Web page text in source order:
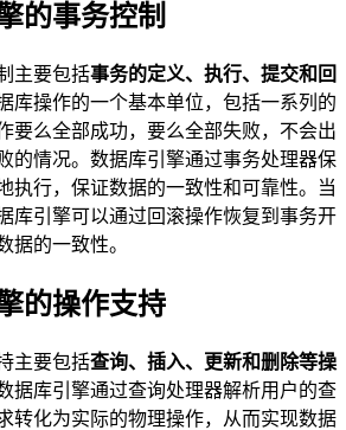
的事务控制
主要包括事务的定义、执行、提交和回
库操作的一个基本单位，包括一系列的
要么全部成功，要么全部失败，不会出
的情况。数据库引擎通过事务处理器保
执行，保证数据的一致性和可靠性。当
库引擎可以通过回滚操作恢复到事务开
据的一致性。
的操作支持
主要包括查询、插入、更新和删除等操
据库引擎通过查询处理器解析用户的查
转化为实际的物理操作，从而实现数据